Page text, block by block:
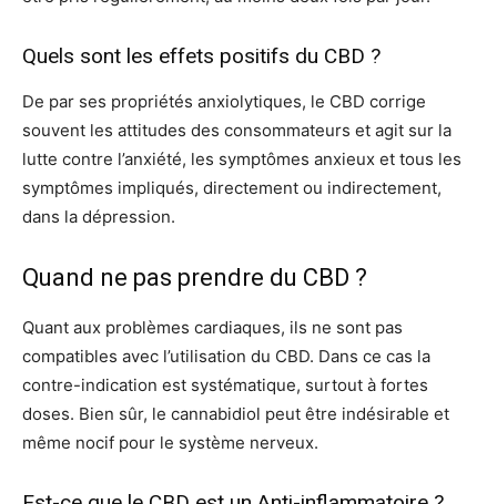
Quels sont les effets positifs du CBD ?
De par ses propriétés anxiolytiques, le CBD corrige
souvent les attitudes des consommateurs et agit sur la
lutte contre l’anxiété, les symptômes anxieux et tous les
symptômes impliqués, directement ou indirectement,
dans la dépression.
Quand ne pas prendre du CBD ?
Quant aux problèmes cardiaques, ils ne sont pas
compatibles avec l’utilisation du CBD. Dans ce cas la
contre-indication est systématique, surtout à fortes
doses. Bien sûr, le cannabidiol peut être indésirable et
même nocif pour le système nerveux.